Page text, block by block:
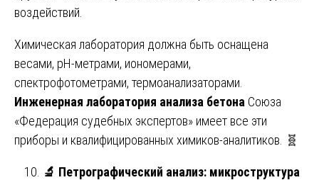
воздействий.
Химическая лаборатория должна быть оснащена
весами, pH-метрами, иономерами,
спектрофотометрами, термоанализаторами.
Инженерная лаборатория анализа бетона Союза
«Федерация судебных экспертов» имеет все эти
приборы и квалифицированных химиков-аналитиков. 🧬
🔬 Петрографический анализ: микроструктура